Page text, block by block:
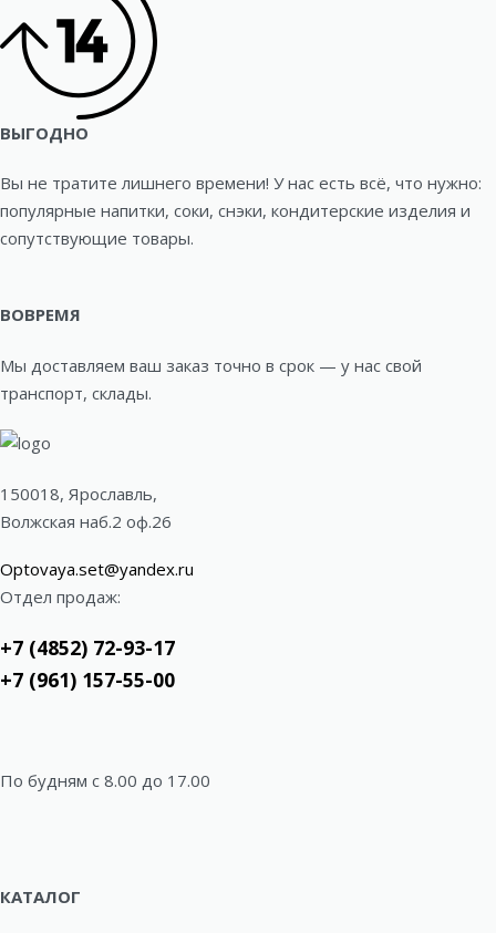
ВЫГОДНО
Вы не тратите лишнего времени! У нас есть всё, что нужно:
популярные напитки, соки, снэки, кондитерские изделия и
сопутствующие товары.
ВОВРЕМЯ
Мы доставляем ваш заказ точно в срок — у нас свой
транспорт, склады.
150018, Ярославль,
Волжская наб.2 оф.26
Optovaya.set@yandex.ru
Отдел продаж:
+7 (4852) 72-93-17
+7 (961) 157-55-00
По будням c 8.00 до 17.00
КАТАЛОГ